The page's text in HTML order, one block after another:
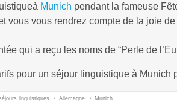
Munich pendant la fameuse
vous vous rendrez compte de la joie
qui a reçu les noms de “Perle de
pour un séjour linguistique à Munich
linguistiques Allemagne Munich